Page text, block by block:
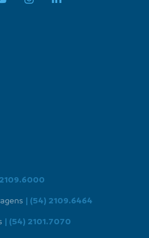
| (54) 2109.6464
| (54) 2101.7070